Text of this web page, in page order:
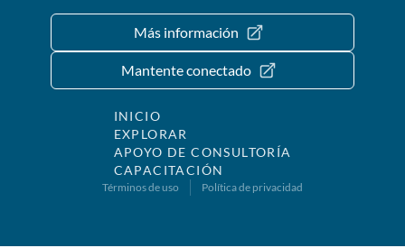
Más información
Mantente conectado
INICIO
EXPLORAR
APOYO DE CONSULTORÍA
CAPACITACIÓN
Términos de uso Política de privacidad